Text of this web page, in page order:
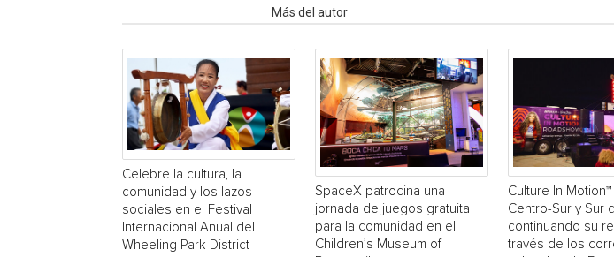
Más del autor
Celebre la cultura, la
comunidad y los lazos
sociales en el Festival
Internacional Anual del
Wheeling Park District
SpaceX patrocina una
jornada de juegos gratuita
para la comunidad en el
Children’s Museum of
Culture In Motion™
Centro-Sur y Sur
continuando su
través de los